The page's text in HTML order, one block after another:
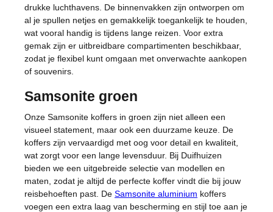
drukke luchthavens. De binnenvakken zijn ontworpen om
al je spullen netjes en gemakkelijk toegankelijk te houden,
wat vooral handig is tijdens lange reizen. Voor extra
gemak zijn er uitbreidbare compartimenten beschikbaar,
zodat je flexibel kunt omgaan met onverwachte aankopen
of souvenirs.
Samsonite groen
Onze Samsonite koffers in groen zijn niet alleen een
visueel statement, maar ook een duurzame keuze. De
koffers zijn vervaardigd met oog voor detail en kwaliteit,
wat zorgt voor een lange levensduur. Bij Duifhuizen
bieden we een uitgebreide selectie van modellen en
maten, zodat je altijd de perfecte koffer vindt die bij jouw
reisbehoeften past. De Samsonite aluminium koffers
voegen een extra laag van bescherming en stijl toe aan je